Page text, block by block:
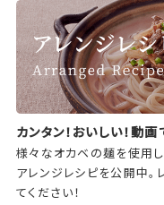
カンタン！おいしい！動
様々なオカベの麺を使用
アレンジレシピを公開中
てください！